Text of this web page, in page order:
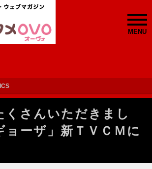
MENU
くさんいただきまし
ーザ」新ＴＶＣＭに